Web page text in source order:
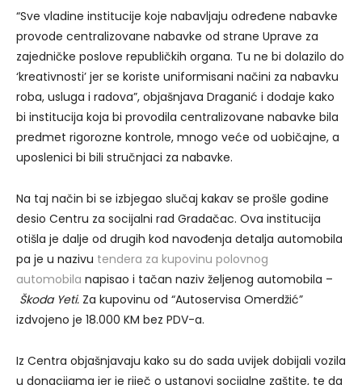
“Sve vladine institucije koje nabavljaju određene nabavke
provode centralizovane nabavke od strane Uprave za
zajedničke poslove republičkih organa. Tu ne bi dolazilo do
‘kreativnosti’ jer se koriste uniformisani načini za nabavku
roba, usluga i radova”, objašnjava Draganić i dodaje kako
bi institucija koja bi provodila centralizovane nabavke bila
predmet rigorozne kontrole, mnogo veće od uobičajne, a
uposlenici bi bili stručnjaci za nabavke.
Na taj način bi se izbjegao slučaj kakav se prošle godine
desio Centru za socijalni rad Gradačac. Ova institucija
otišla je dalje od drugih kod navođenja detalja automobila
pa je u nazivu tendera za kupovinu polovnog
automobila napisao i tačan naziv željenog automobila –
Škoda Yeti. Za kupovinu od “Autoservisa Omerdžić”
izdvojeno je 18.000 KM bez PDV-a.
Iz Centra objašnjavaju kako su do sada uvijek dobijali vozila
u donacijama jer je riječ o ustanovi socijalne zaštite, te da